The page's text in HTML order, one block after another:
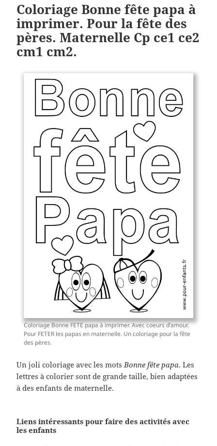
Coloriage Bonne fête papa à
imprimer. Pour la fête des
pères. Maternelle Cp ce1 ce2
cm1 cm2.
Coloriage Bonne FETE papa à imprimer. Avec coeurs d’amour.
Pour FETER les papas en maternelle. Un coloriage pour la fête
des pères.
Un joli coloriage avec les mots Bonne fête papa. Les
lettres à colorier sont de grande taille, bien adaptées
à des enfants de maternelle.
Liens intéressants pour faire des activités avec
les enfants